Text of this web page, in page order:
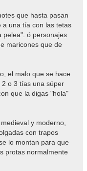
que hasta pasan
a una tía con las tetas
pelea": ó personajes
maricones que de
el malo que se hace
o 3 tías una súper
que la digas "hola"
y moderno,
con trapos
lo montan para que
protas normalmente